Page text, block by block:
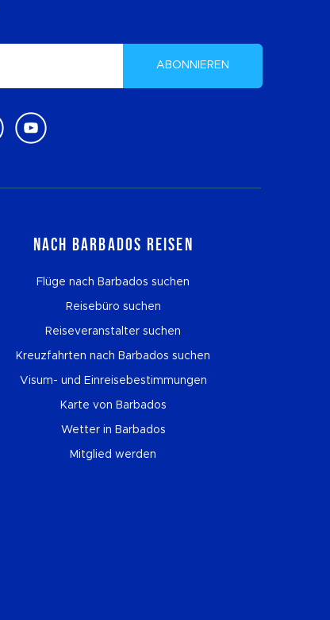
ABONNIEREN
Nach Barbados reisen
Flüge nach Barbados suchen
Reisebüro suchen
Reiseveranstalter suchen
Kreuzfahrten nach Barbados suchen
Visum- und Einreisebestimmungen
Karte von Barbados
Wetter in Barbados
Mitglied werden